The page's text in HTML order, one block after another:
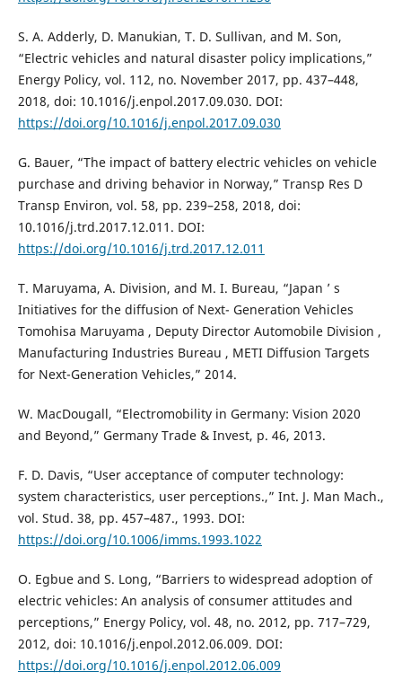
S. A. Adderly, D. Manukian, T. D. Sullivan, and M. Son,
“Electric vehicles and natural disaster policy implications,”
Energy Policy, vol. 112, no. November 2017, pp. 437–448,
2018, doi: 10.1016/j.enpol.2017.09.030. DOI:
https://doi.org/10.1016/j.enpol.2017.09.030
G. Bauer, “The impact of battery electric vehicles on vehicle
purchase and driving behavior in Norway,” Transp Res D
Transp Environ, vol. 58, pp. 239–258, 2018, doi:
10.1016/j.trd.2017.12.011. DOI:
https://doi.org/10.1016/j.trd.2017.12.011
T. Maruyama, A. Division, and M. I. Bureau, “Japan ’ s
Initiatives for the diffusion of Next- Generation Vehicles
Tomohisa Maruyama , Deputy Director Automobile Division ,
Manufacturing Industries Bureau , METI Diffusion Targets
for Next-Generation Vehicles,” 2014.
W. MacDougall, “Electromobility in Germany: Vision 2020
and Beyond,” Germany Trade & Invest, p. 46, 2013.
F. D. Davis, “User acceptance of computer technology:
system characteristics, user perceptions.,” Int. J. Man Mach.,
vol. Stud. 38, pp. 457–487., 1993. DOI:
https://doi.org/10.1006/imms.1993.1022
O. Egbue and S. Long, “Barriers to widespread adoption of
electric vehicles: An analysis of consumer attitudes and
perceptions,” Energy Policy, vol. 48, no. 2012, pp. 717–729,
2012, doi: 10.1016/j.enpol.2012.06.009. DOI:
https://doi.org/10.1016/j.enpol.2012.06.009